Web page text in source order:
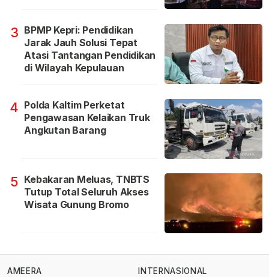
3 BPMP Kepri: Pendidikan
Jarak Jauh Solusi Tepat
Atasi Tantangan Pendidikan
di Wilayah Kepulauan
4 Polda Kaltim Perketat
Pengawasan Kelaikan Truk
Angkutan Barang
5 Kebakaran Meluas, TNBTS
Tutup Total Seluruh Akses
Wisata Gunung Bromo
AMEERA
INTERNASIONAL